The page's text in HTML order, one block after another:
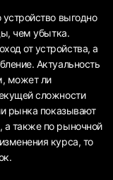
устройство выгодно
чем убытка.
от устройства, а
Актуальность
может ли
сложности
рынка показывают
а также по рыночной
курса, то